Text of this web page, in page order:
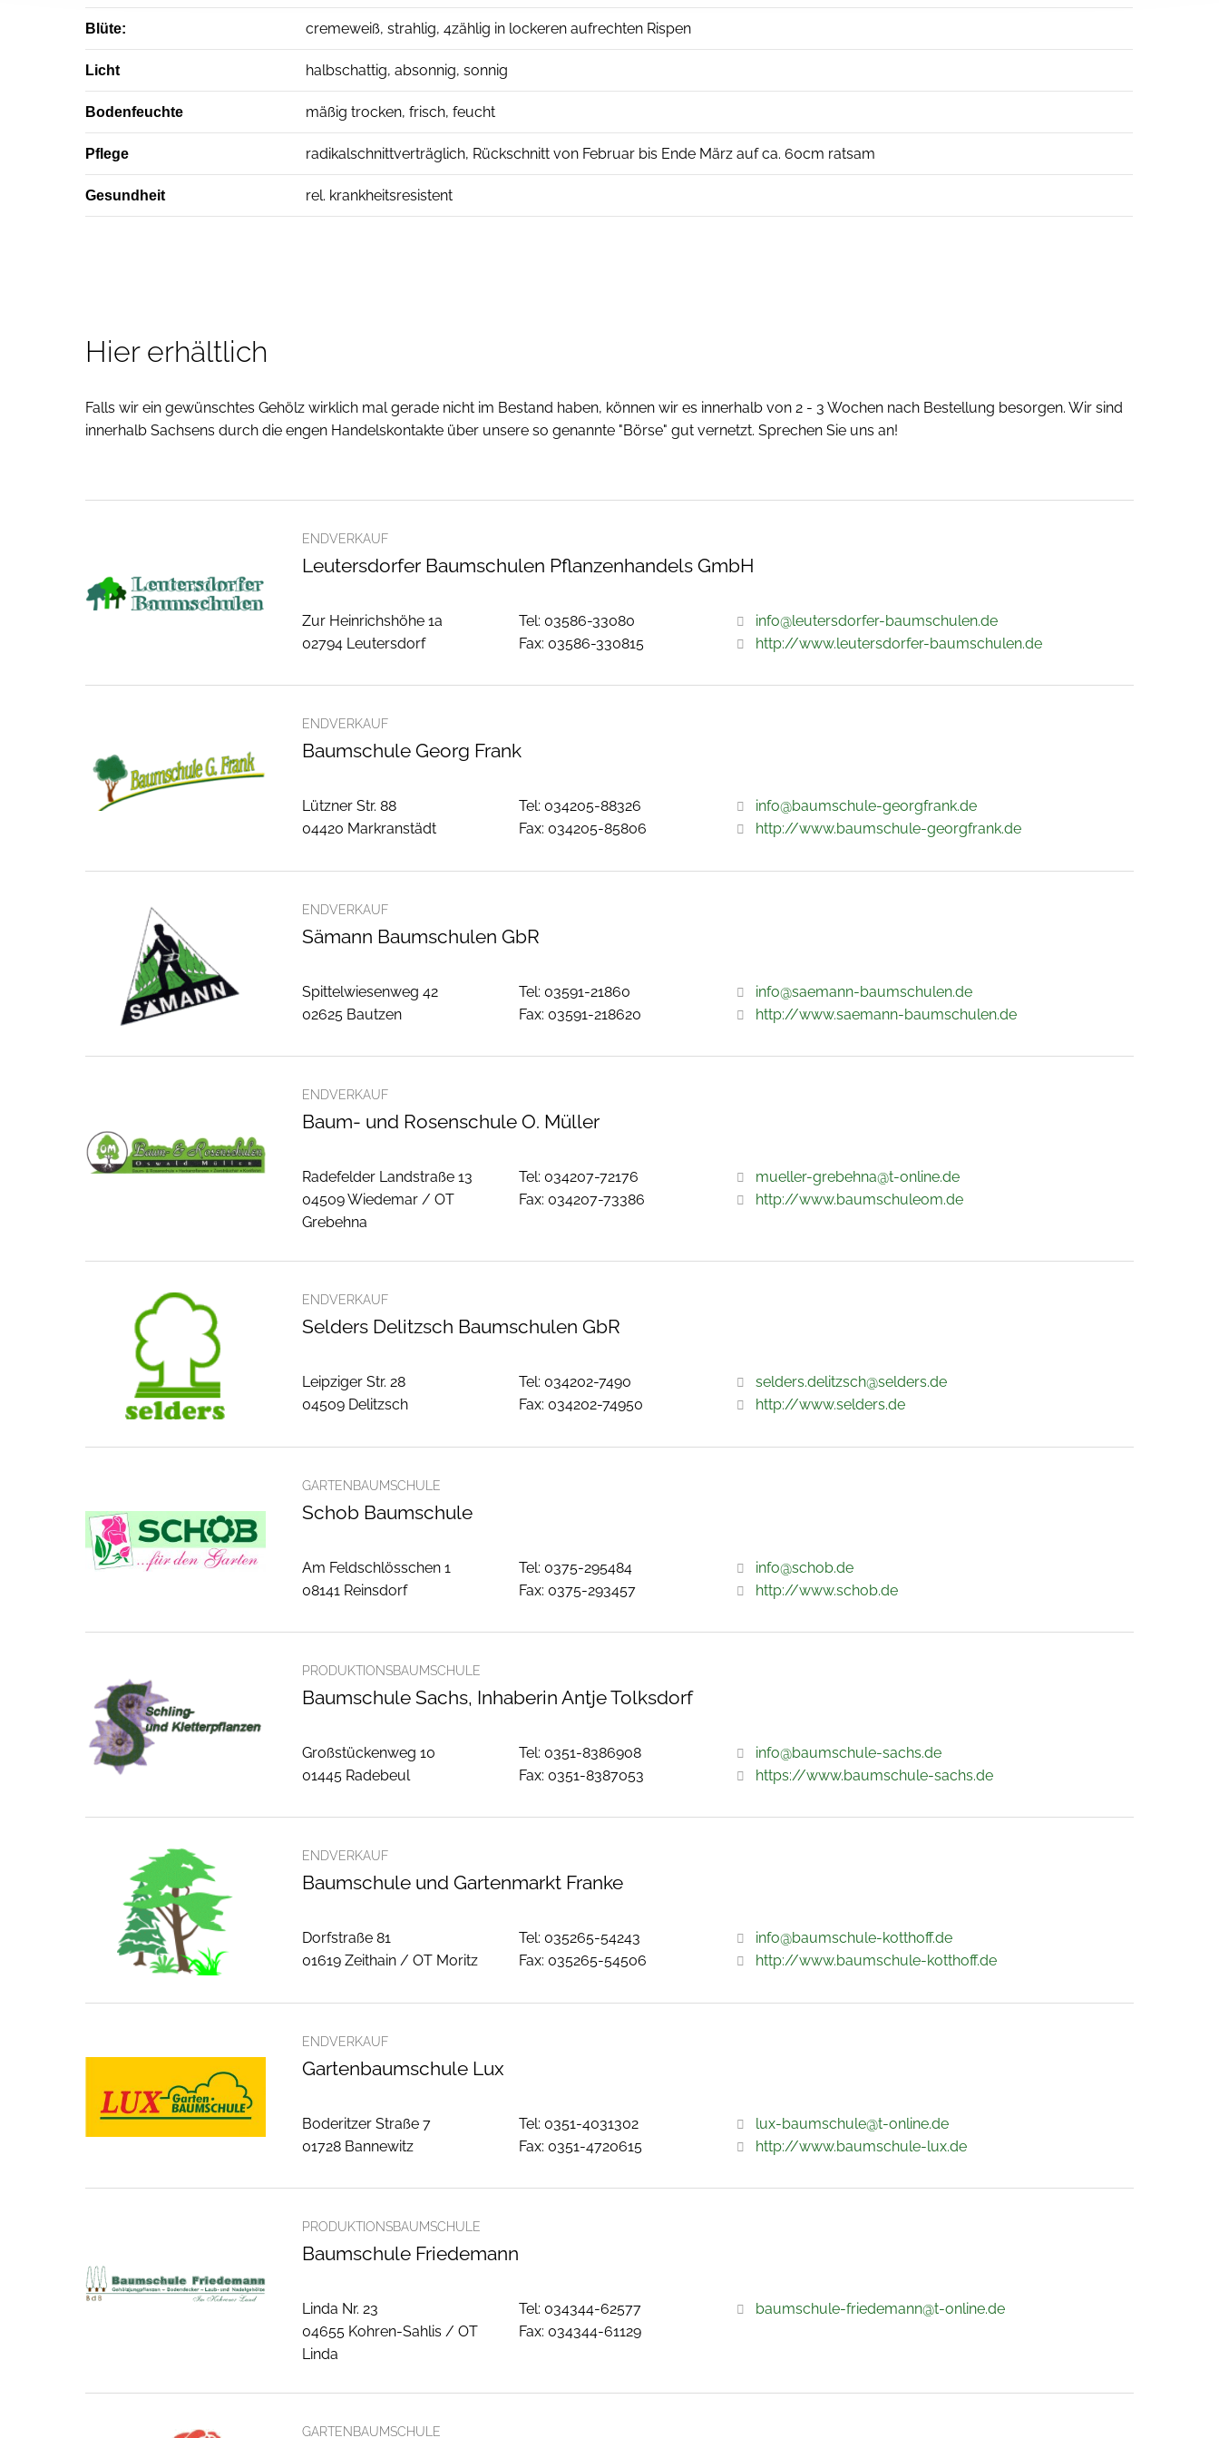
Blüte: cremeweiß, strahlig, 4zählig in lockeren aufrechten Rispen
Licht halbschattig, absonnig, sonnig
Bodenfeuchte mäßig trocken, frisch, feucht
Pflege radikalschnittverträglich, Rückschnitt von Februar bis Ende März auf ca. 60cm ratsam
Gesundheit rel. krankheitsresistent
Hier erhältlich
Falls wir ein gewünschtes Gehölz wirklich mal gerade nicht im Bestand haben, können wir es innerhalb von 2 - 3 Wochen nach Bestellung besorgen. Wir sind
innerhalb Sachsens durch die engen Handelskontakte über unsere so genannte "Börse" gut vernetzt. Sprechen Sie uns an!
ENDVERKAUF
Leutersdorfer Baumschulen Pflanzenhandels GmbH
Zur Heinrichshöhe 1a
02794 Leutersdorf
Tel: 03586-33080
Fax: 03586-330815
info@leutersdorfer-baumschulen.de
http://www.leutersdorfer-baumschulen.de
ENDVERKAUF
Baumschule Georg Frank
Lützner Str. 88
04420 Markranstädt
Tel: 034205-88326
Fax: 034205-85806
info@baumschule-georgfrank.de
http://www.baumschule-georgfrank.de
ENDVERKAUF
Sämann Baumschulen GbR
Spittelwiesenweg 42
02625 Bautzen
Tel: 03591-21860
Fax: 03591-218620
info@saemann-baumschulen.de
http://www.saemann-baumschulen.de
ENDVERKAUF
Baum- und Rosenschule O. Müller
Radefelder Landstraße 13
04509 Wiedemar / OT
Grebehna
Tel: 034207-72176
Fax: 034207-73386
mueller-grebehna@t-online.de
http://www.baumschuleom.de
ENDVERKAUF
Selders Delitzsch Baumschulen GbR
Leipziger Str. 28
04509 Delitzsch
Tel: 034202-7490
Fax: 034202-74950
selders.delitzsch@selders.de
http://www.selders.de
GARTENBAUMSCHULE
Schob Baumschule
Am Feldschlösschen 1
08141 Reinsdorf
Tel: 0375-295484
Fax: 0375-293457
info@schob.de
http://www.schob.de
PRODUKTIONSBAUMSCHULE
Baumschule Sachs, Inhaberin Antje Tolksdorf
Großstückenweg 10
01445 Radebeul
Tel: 0351-8386908
Fax: 0351-8387053
info@baumschule-sachs.de
https://www.baumschule-sachs.de
ENDVERKAUF
Baumschule und Gartenmarkt Franke
Dorfstraße 81
01619 Zeithain / OT Moritz
Tel: 035265-54243
Fax: 035265-54506
info@baumschule-kotthoff.de
http://www.baumschule-kotthoff.de
ENDVERKAUF
Gartenbaumschule Lux
Boderitzer Straße 7
01728 Bannewitz
Tel: 0351-4031302
Fax: 0351-4720615
lux-baumschule@t-online.de
http://www.baumschule-lux.de
PRODUKTIONSBAUMSCHULE
Baumschule Friedemann
Linda Nr. 23
04655 Kohren-Sahlis / OT
Linda
Tel: 034344-62577
Fax: 034344-61129
baumschule-friedemann@t-online.de
GARTENBAUMSCHULE